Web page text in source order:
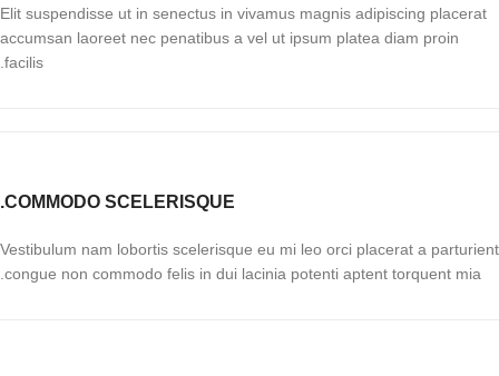
Elit suspendisse ut in senectus in vivamus magnis adipiscing placerat
accumsan laoreet nec penatibus a vel ut ipsum platea diam proin
facilis.
COMMODO SCELERISQUE.
Vestibulum nam lobortis scelerisque eu mi leo orci placerat a parturient
congue non commodo felis in dui lacinia potenti aptent torquent mia.